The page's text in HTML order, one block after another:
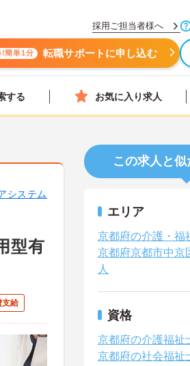
採用ご担当者様へ
!簡単1分 転職サポートに申し込む
する お気に入り求人
システム
型有
支給
この求人と
エリア
京都府の介護・福
京都府京都市中京
人
資格
京都府の介護福祉
京都府の社会福祉